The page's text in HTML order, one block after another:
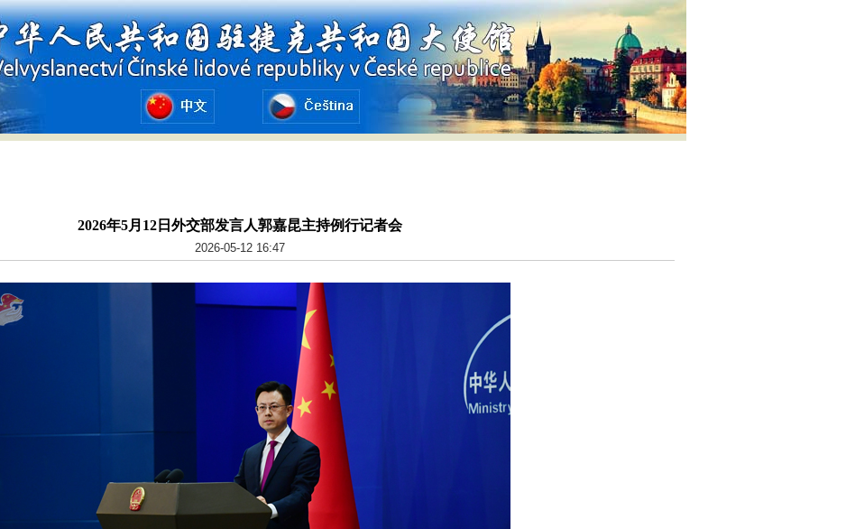
2026年5月12日外交部发言人郭嘉昆主持例行记者会
2026-05-12 16:47